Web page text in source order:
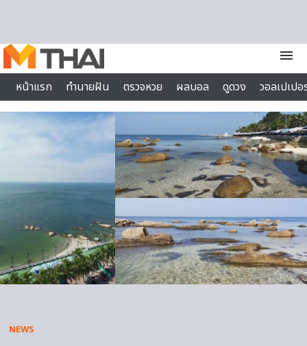
menu
หน้าแรก
ทำนายฝัน ตรวจหวย ผลบอล ดูดวง
วอลเปเป
ไลฟ์สไตล์
NEWS